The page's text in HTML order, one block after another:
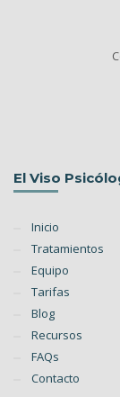
El Viso
Inicio
Tratamientos
Equipo
Tarifas
Blog
Recursos
FAQs
Contacto